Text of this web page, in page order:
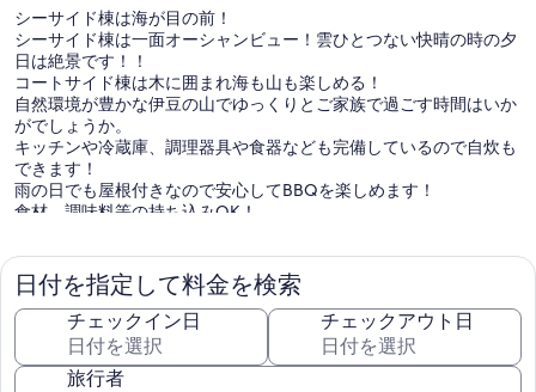
ギ
ャ
ラ
リ
ー
シーサイド棟は海が目の前！
シーサイド棟は一面オーシャンビュー！雲ひとつない快晴の時の夕
日は絶景です！！
コートサイド棟は木に囲まれ海も山も楽しめる！
自然環境が豊かな伊豆の山でゆっくりとご家族で過ごす時間はいか
がでしょうか。
キッチンや冷蔵庫、調理器具や食器なども完備しているので自炊も
できます！
雨の日でも屋根付きなので安心してBBQを楽しめます！
食材、調味料等の持ち込みOK！
・貸切露天風呂 1時間2200円(利用は2時間から)。
・BBQset(鉄板＋BBQ網＋炭) 大3850円(10名前後)小2200円(3名
前後)
・ペット一匹2200円/泊
食材はお客様にてご用意下さい。
器具持込代・BBQコーナー利用料 無料
日付を指定して料金を検索
チェックイン日 チェックアウト日
旅行者